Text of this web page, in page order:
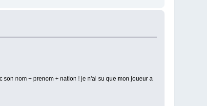
nom + prenom + nation ! je n'ai su que mon joueur a